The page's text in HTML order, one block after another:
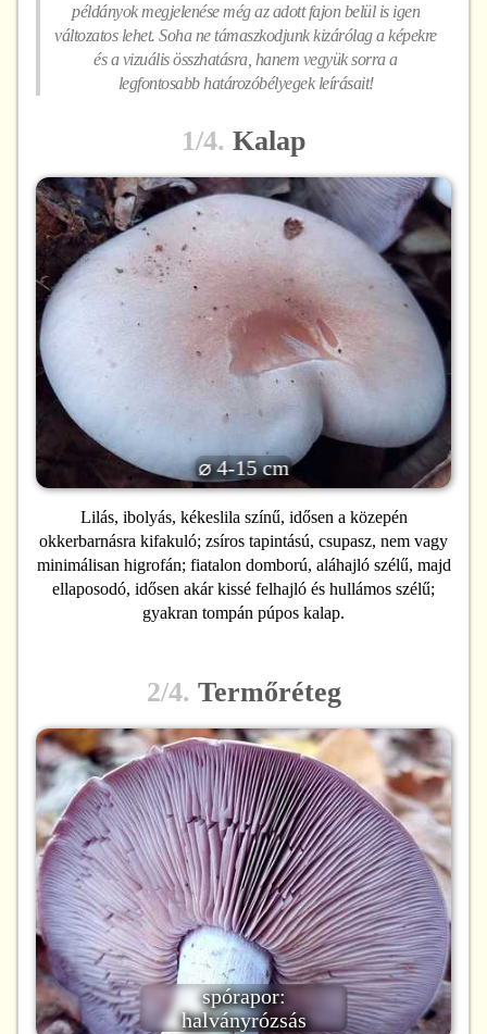
példányok megjelenése még az adott fajon belül is igen
változatos lehet. Soha ne támaszkodjunk kizárólag a képekre
és a vizuális összhatásra, hanem vegyük sorra a
legfontosabb határozóbélyegek leírásait!
1/4. Kalap
Lilás, ibolyás, kékeslila színű, idősen a közepén
okkerbarnásra kifakuló; zsíros tapintású, csupasz, nem vagy
minimálisan higrofán; fiatalon domború, aláhajló szélű, majd
ellaposodó, idősen akár kissé felhajló és hullámos szélű;
gyakran tompán púpos kalap.
⌀ 4-15 cm
2/4. Termőréteg
spórapor:
halványrózsás